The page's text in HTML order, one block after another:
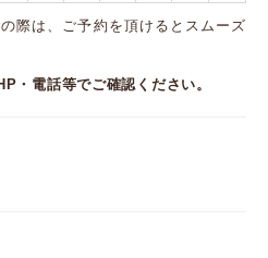
は、ご予約を頂けるとスムーズ
・電話等でご確認ください。